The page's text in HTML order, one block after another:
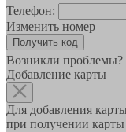
Телефон:
Изменить номер
Возникли проблемы?
Добавление карты
Для добавления
при получении карты